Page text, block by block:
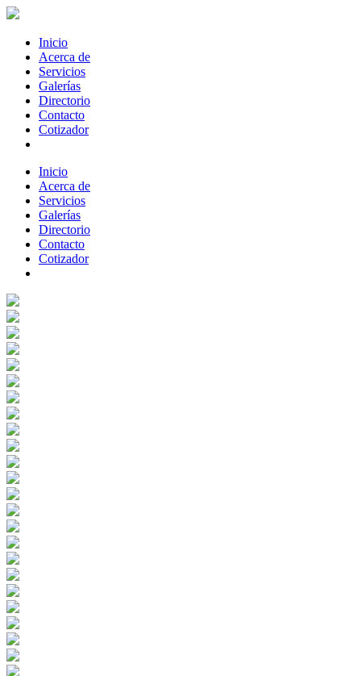
Inicio
Acerca de
Servicios
Galerías
Directorio
Contacto
Cotizador
Inicio
Acerca de
Servicios
Galerías
Directorio
Contacto
Cotizador